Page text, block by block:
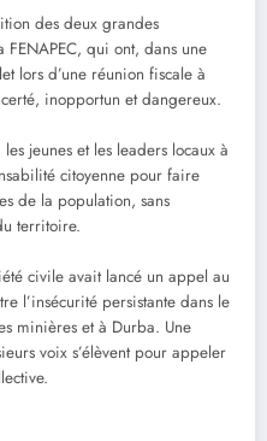
des deux grandes
FENAPEC, qui ont, dans une
lors d’une réunion fiscale à
inopportun et dangereux.
jeunes et les leaders locaux à
citoyenne pour faire
de la population, sans
territoire.
civile avait lancé un appel au
l’insécurité persistante dans le
minières et à Durba. Une
voix s’élèvent pour appeler